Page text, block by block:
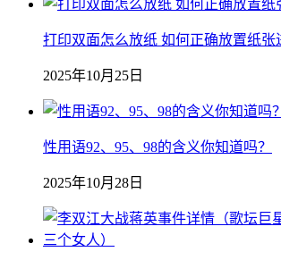
打印双面怎么放纸 如何正确放置纸张
2025年10月25日
性用语92、95、98的含义你知道吗？
2025年10月28日